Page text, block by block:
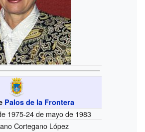
Palos de la Frontera
1975-24 de mayo de 1983
Cortegano López